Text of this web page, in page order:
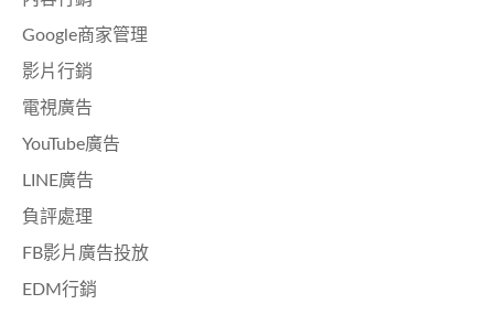
Google商家管理
影片行銷
電視廣告
YouTube廣告
LINE廣告
負評處理
FB影片廣告投放
EDM行銷